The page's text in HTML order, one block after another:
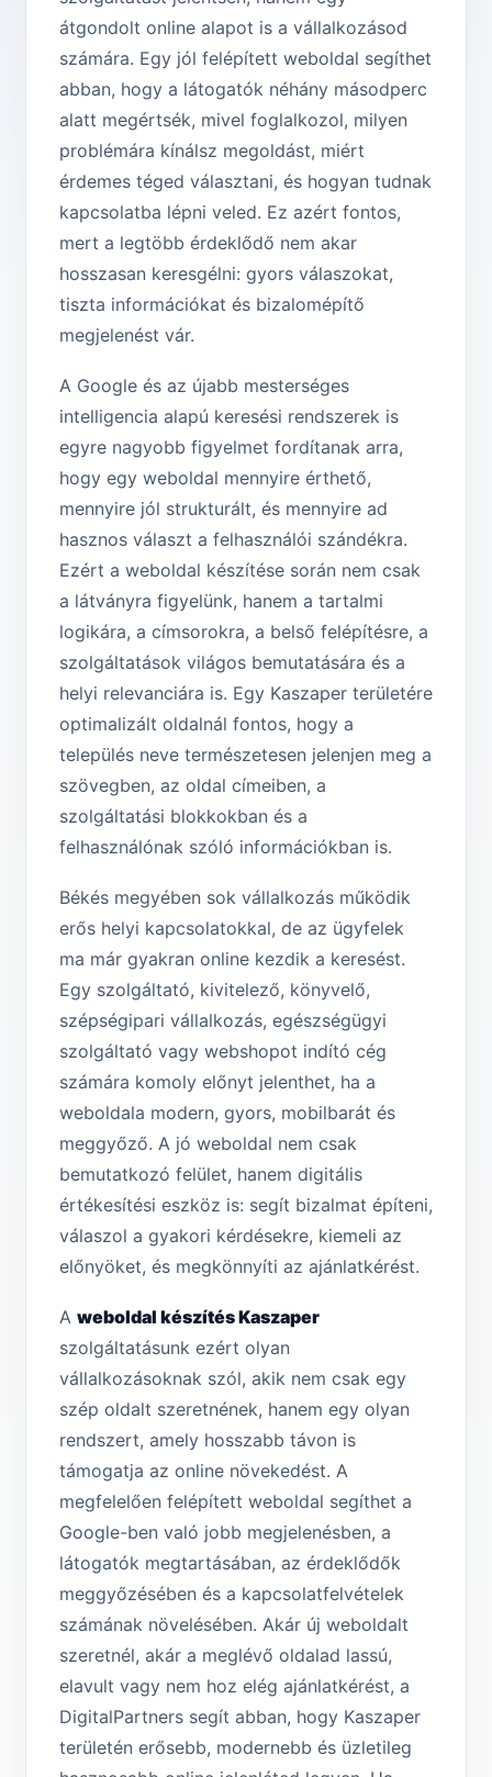
átgondolt online alapot is a vállalkozásod
számára. Egy jól felépített weboldal segíthet
abban, hogy a látogatók néhány másodperc
alatt megértsék, mivel foglalkozol, milyen
problémára kínálsz megoldást, miért
érdemes téged választani, és hogyan tudnak
kapcsolatba lépni veled. Ez azért fontos,
mert a legtöbb érdeklődő nem akar
hosszasan keresgélni: gyors válaszokat,
tiszta információkat és bizalomépítő
megjelenést vár.
A Google és az újabb mesterséges
intelligencia alapú keresési rendszerek is
egyre nagyobb figyelmet fordítanak arra,
hogy egy weboldal mennyire érthető,
mennyire jól strukturált, és mennyire ad
hasznos választ a felhasználói szándékra.
Ezért a weboldal készítése során nem csak
a látványra figyelünk, hanem a tartalmi
logikára, a címsorokra, a belső felépítésre, a
szolgáltatások világos bemutatására és a
helyi relevanciára is. Egy Kaszaper területére
optimalizált oldalnál fontos, hogy a
település neve természetesen jelenjen meg a
szövegben, az oldal címeiben, a
szolgáltatási blokkokban és a
felhasználónak szóló információkban is.
Békés megyében sok vállalkozás működik
erős helyi kapcsolatokkal, de az ügyfelek
ma már gyakran online kezdik a keresést.
Egy szolgáltató, kivitelező, könyvelő,
szépségipari vállalkozás, egészségügyi
szolgáltató vagy webshopot indító cég
számára komoly előnyt jelenthet, ha a
weboldala modern, gyors, mobilbarát és
meggyőző. A jó weboldal nem csak
bemutatkozó felület, hanem digitális
értékesítési eszköz is: segít bizalmat építeni,
válaszol a gyakori kérdésekre, kiemeli az
előnyöket, és megkönnyíti az ajánlatkérést.
A weboldal készítés Kaszaper
szolgáltatásunk ezért olyan
vállalkozásoknak szól, akik nem csak egy
szép oldalt szeretnének, hanem egy olyan
rendszert, amely hosszabb távon is
támogatja az online növekedést. A
megfelelően felépített weboldal segíthet a
Google-ben való jobb megjelenésben, a
látogatók megtartásában, az érdeklődők
meggyőzésében és a kapcsolatfelvételek
számának növelésében. Akár új weboldalt
szeretnél, akár a meglévő oldalad lassú,
elavult vagy nem hoz elég ajánlatkérést, a
DigitalPartners segít abban, hogy Kaszaper
területén erősebb, modernebb és üzletileg